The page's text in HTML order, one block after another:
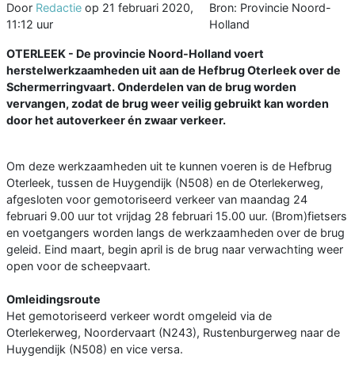
Door Redactie op 21 februari 2020,
11:12 uur
Bron: Provincie Noord-
Holland
OTERLEEK - De provincie Noord-Holland voert
herstelwerkzaamheden uit aan de Hefbrug Oterleek over de
Schermerringvaart. Onderdelen van de brug worden
vervangen, zodat de brug weer veilig gebruikt kan worden
door het autoverkeer én zwaar verkeer.
Om deze werkzaamheden uit te kunnen voeren is de Hefbrug
Oterleek, tussen de Huygendijk (N508) en de Oterlekerweg,
afgesloten voor gemotoriseerd verkeer van maandag 24
februari 9.00 uur tot vrijdag 28 februari 15.00 uur. (Brom)fietsers
en voetgangers worden langs de werkzaamheden over de brug
geleid. Eind maart, begin april is de brug naar verwachting weer
open voor de scheepvaart.
Omleidingsroute
Het gemotoriseerd verkeer wordt omgeleid via de
Oterlekerweg, Noordervaart (N243), Rustenburgerweg naar de
Huygendijk (N508) en vice versa.